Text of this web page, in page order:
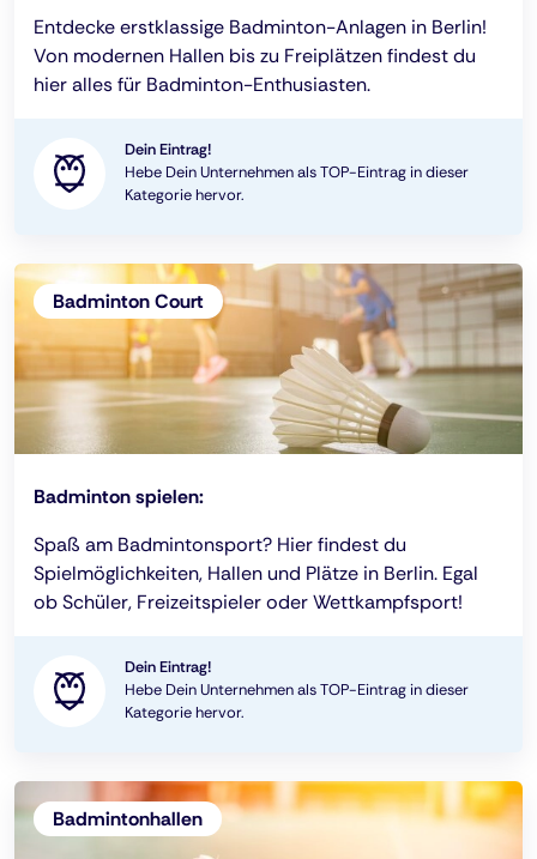
Entdecke erstklassige Badminton-Anlagen in Berlin!
Von modernen Hallen bis zu Freiplätzen findest du
hier alles für Badminton-Enthusiasten.
Dein Eintrag!
Hebe Dein Unternehmen als TOP-Eintrag in dieser
Kategorie hervor.
Badminton Court
Badminton spielen:
Spaß am Badmintonsport? Hier findest du
Spielmöglichkeiten, Hallen und Plätze in Berlin. Egal
ob Schüler, Freizeitspieler oder Wettkampfsport!
Dein Eintrag!
Hebe Dein Unternehmen als TOP-Eintrag in dieser
Kategorie hervor.
Badmintonhallen